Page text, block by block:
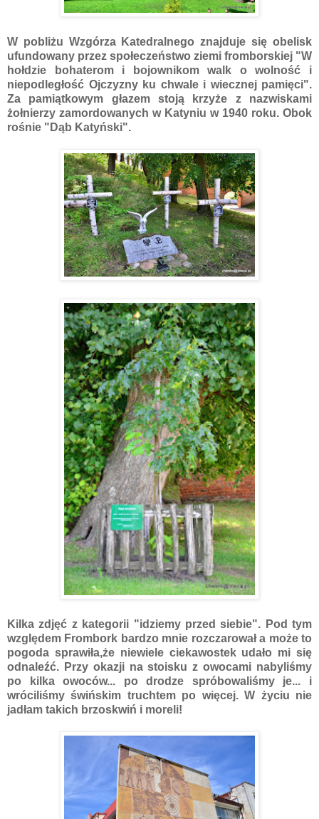
W pobliżu Wzgórza Katedralnego znajduje się obelisk
ufundowany przez społeczeństwo ziemi fromborskiej "W
hołdzie bohaterom i bojownikom walk o wolność i
niepodległość Ojczyzny ku chwale i wiecznej pamięci".
Za pamiątkowym głazem stoją krzyże z nazwiskami
żołnierzy zamordowanych w Katyniu w 1940 roku. Obok
rośnie "Dąb Katyński".
Kilka zdjęć z kategorii "idziemy przed siebie". Pod tym
względem Frombork bardzo mnie rozczarował a może to
pogoda sprawiła,że niewiele ciekawostek udało mi się
odnaleźć. Przy okazji na stoisku z owocami nabyliśmy
po kilka owoców... po drodze spróbowaliśmy je... i
wróciliśmy świńskim truchtem po więcej. W życiu nie
jadłam takich brzoskwiń i moreli!